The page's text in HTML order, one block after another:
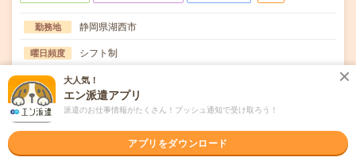
勤務地 静岡県湖西市
曜日頻度 シフト制
時間 08:15～17:0019:45～06:30
期間 長期でお仕事できる方、大歓迎！
時給 時給1200円
交通費
大人気！
エン派遣アプリ
派遣のお仕事情報がたくさん！プッシュ通知で受け取ろう！
アプリをダウンロード